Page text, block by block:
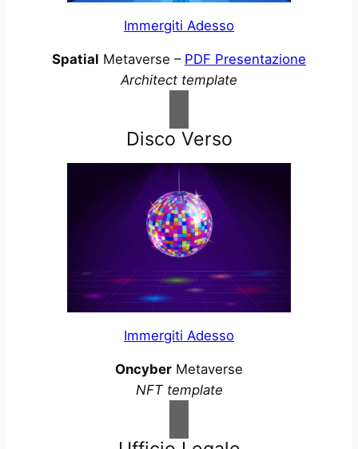
Immergiti Adesso
Spatial Metaverse – PDF Presentazione
Architect template
Disco Verso
Immergiti Adesso
Oncyber Metaverse
NFT template